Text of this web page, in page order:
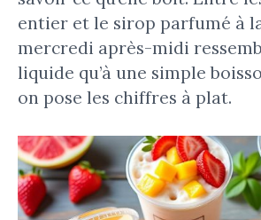
entier et le sirop parfumé à
mercredi après-midi
liquide qu’à une simple
on pose les chiffres à plat.